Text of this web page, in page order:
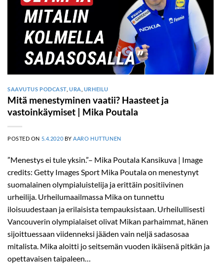
SAAVUTUS PODCAST,URA URHEILU
Mitä menestyminen vaatii? Haasteet ja
vastoinkäymiset | Mika Poutala
POSTED ON 5.4.2020 BYAARO HUTTUNEN
”Menestys ei tule yksin.”– Mika Poutala Kansikuva | Image
credits: Getty Images Sport Mika Poutala on menestynyt
suomalainen olympialuistelija ja erittäin positiivinen
urheilija. Urheilumaailmassa Mika on tunnettu
iloisuudestaan ja erilaisista tempauksistaan. Urheilullisesti
Vancouverin olympialaiset olivat Mikan parhaimmat, hänen
sijoittuessaan viidenneksi jääden vain neljä sadasosaa
mitalista. Mika aloitti jo seitsemän vuoden ikäisenä pitkän ja
opettavaisen taipaleen…